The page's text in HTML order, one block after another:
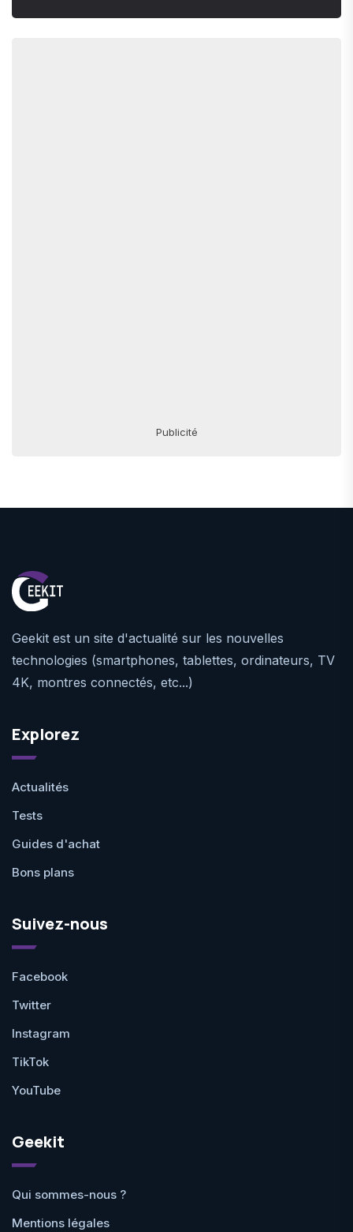
Publicité
Geekit est un site d'actualité sur les nouvelles
technologies (smartphones, tablettes, ordinateurs, TV
4K, montres connectés, etc...)
Explorez
Actualités
Tests
Guides d'achat
Bons plans
Suivez-nous
Facebook
Twitter
Instagram
TikTok
YouTube
Geekit
Qui sommes-nous ?
Mentions légales